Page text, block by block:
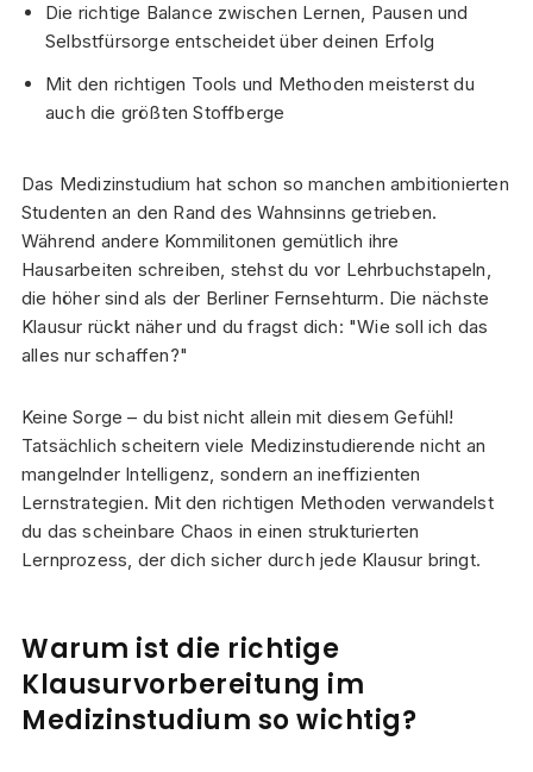
Die richtige Balance zwischen Lernen, Pausen und
Selbstfürsorge entscheidet über deinen Erfolg
Mit den richtigen Tools und Methoden meisterst du
auch die größten Stoffberge
Das Medizinstudium hat schon so manchen ambitionierten
Studenten an den Rand des Wahnsinns getrieben.
Während andere Kommilitonen gemütlich ihre
Hausarbeiten schreiben, stehst du vor Lehrbuchstapeln,
die höher sind als der Berliner Fernsehturm. Die nächste
Klausur rückt näher und du fragst dich: "Wie soll ich das
alles nur schaffen?"
Keine Sorge – du bist nicht allein mit diesem Gefühl!
Tatsächlich scheitern viele Medizinstudierende nicht an
mangelnder Intelligenz, sondern an ineffizienten
Lernstrategien. Mit den richtigen Methoden verwandelst
du das scheinbare Chaos in einen strukturierten
Lernprozess, der dich sicher durch jede Klausur bringt.
Warum ist die richtige
Klausurvorbereitung im
Medizinstudium so wichtig?